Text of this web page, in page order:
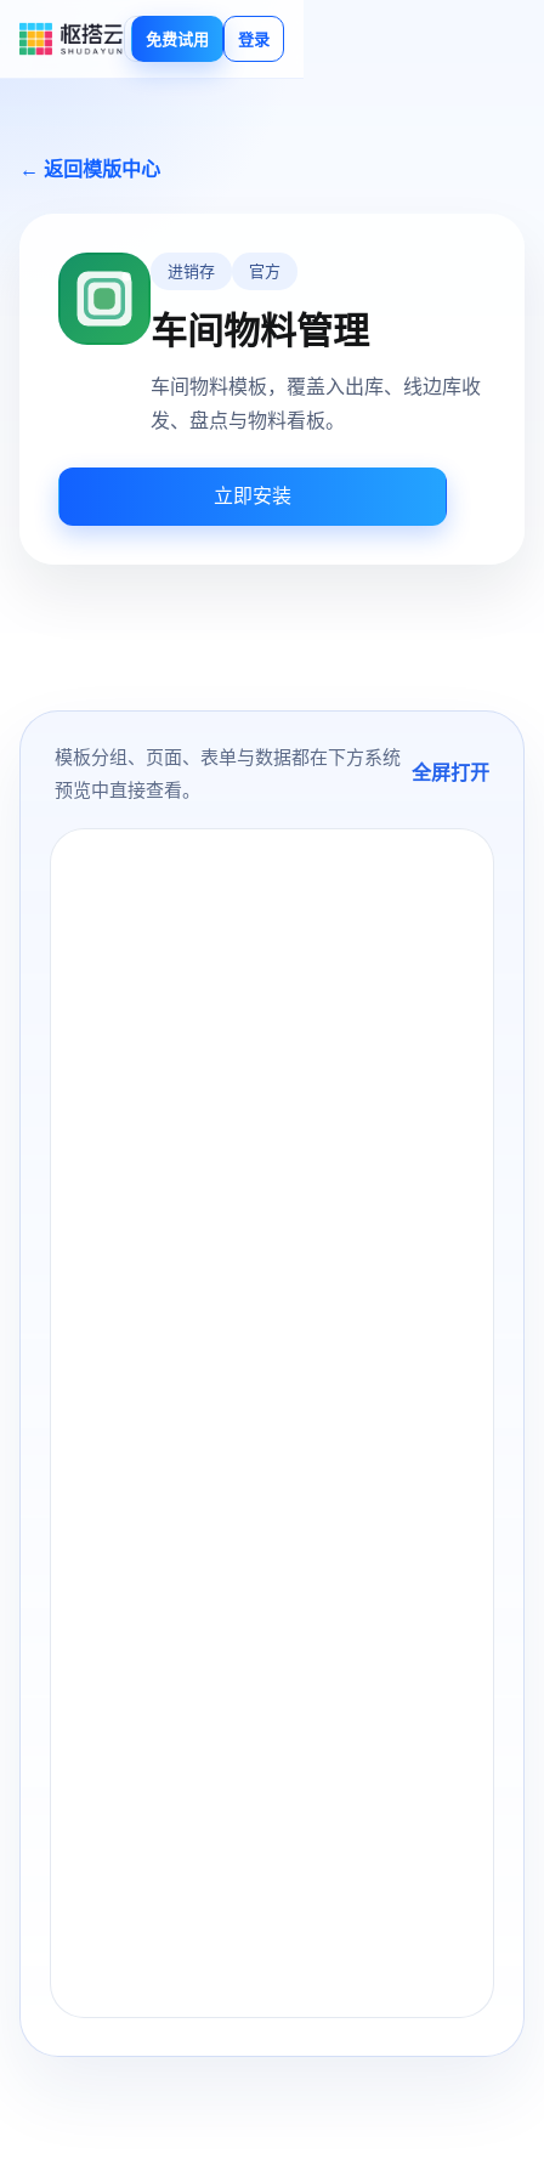
免费试用 登录
← 返回模版中心
进销存 官方
车间物料管理
车间物料模板，覆盖入出库、线边库收
发、盘点与物料看板。
立即安装
模板分组、页面、表单与数据都在下方系统
预览中直接查看。
全屏打开